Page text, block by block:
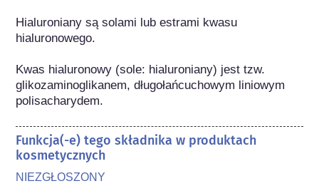
Hialuroniany są solami lub estrami kwasu
hialuronowego.
Kwas hialuronowy (sole: hialuroniany) jest tzw.
glikozaminoglikanem, długołańcuchowym liniowym
polisacharydem.
Funkcja(-e) tego składnika w produktach
kosmetycznych
NIEZGŁOSZONY